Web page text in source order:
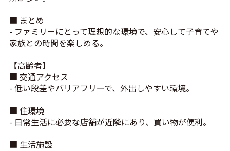
■ まとめ
- ファミリーにとって理想的な環境で、安心して子育てや
家族との時間を楽しめる。
【高齢者】
■ 交通アクセス
- 低い段差やバリアフリーで、外出しやすい環境。
■ 住環境
- 日常生活に必要な店舗が近隣にあり、買い物が便利。
■ 生活施設